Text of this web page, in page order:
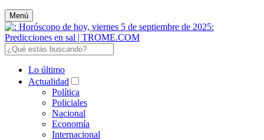
Menú
Lo último
Actualidad
Política
Policiales
Nacional
Economía
Internacional